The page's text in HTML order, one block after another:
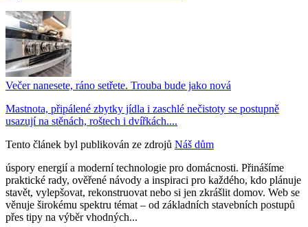
Večer nanesete, ráno setřete. Trouba bude jako nová
Mastnota, připálené zbytky jídla i zaschlé nečistoty se postupně
usazují na stěnách, roštech i dvířkách....
Tento článek byl publikován ze zdrojů Náš dům
úspory energií a moderní technologie pro domácnosti. Přinášíme
praktické rady, ověřené návody a inspiraci pro každého, kdo plánuje
stavět, vylepšovat, rekonstruovat nebo si jen zkrášlit domov. Web se
věnuje širokému spektru témat – od základních stavebních postupů
přes tipy na výběr vhodných...